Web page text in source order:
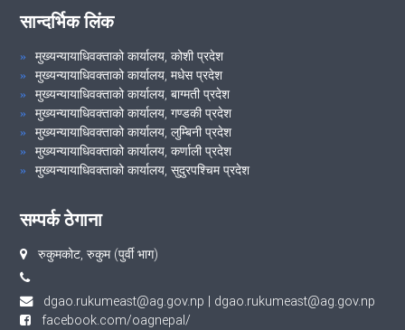
सान्दर्भिक लिंक
मुख्यन्यायाधिवक्ताको कार्यालय, कोशी प्रदेश
मुख्यन्यायाधिवक्ताको कार्यालय, मधेस प्रदेश
मुख्यन्यायाधिवक्ताको कार्यालय, बाग्मती प्रदेश
मुख्यन्यायाधिवक्ताको कार्यालय, गण्डकी प्रदेश
मुख्यन्यायाधिवक्ताको कार्यालय, लुम्बिनी प्रदेश
मुख्यन्यायाधिवक्ताको कार्यालय, कर्णाली प्रदेश
मुख्यन्यायाधिवक्ताको कार्यालय, सुदुरपश्चिम प्रदेश
सम्पर्क ठेगाना
रुकुमकोट, रुकुम (पुर्वी भाग)
dgao.rukumeast@ag.gov.np | dgao.rukumeast@ag.gov.np
facebook.com/oagnepal/